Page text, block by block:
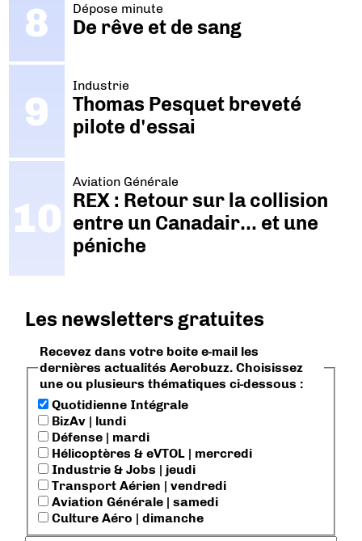
Dépose minute
De rêve et de sang
Industrie
Thomas Pesquet breveté
pilote d'essai
Aviation Générale
REX : Retour sur la collision
entre un Canadair… et une
péniche
Les newsletters gratuites
Recevez dans votre boite e-mail les
dernières actualités Aerobuzz. Choisissez
une ou plusieurs thématiques ci-dessous :
Quotidienne Intégrale
BizAv | lundi
Défense | mardi
Hélicoptères & eVTOL | mercredi
Industrie & Jobs | jeudi
Transport Aérien | vendredi
Aviation Générale | samedi
Culture Aéro | dimanche